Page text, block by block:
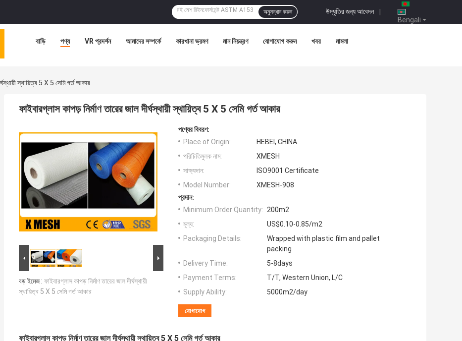
Bengali
উদ্ধৃতির জন্য আবেদন |
অনুসন্ধান করুন
বাড়ি পণ্য VR প্রদর্শন আমাদের সম্পর্কে কারখানা ভ্রমণ মান নিয়ন্ত্রণ যোগাযোগ করুন খবর মামলা
স্থায়িত্ব 5 X 5 সেমি গর্ত আকার
ফাইবারগ্লাস কাপড় নির্মাণ তারের জাল দীর্ঘস্থায়ী স্থায়িত্ব 5 X 5 সেমি গর্ত আকার
বড় ইমেজ : ফাইবারগ্লাস কাপড় নির্মাণ তারের জাল দীর্ঘস্থায়ী
স্থায়িত্ব 5 X 5 সেমি গর্ত আকার
পণ্যের বিবরণ:
Place of Origin:
HEBEI, CHINA.
পরিচিতিমুলক নাম:
XMESH
সাক্ষ্যদান:
ISO9001 Certificate
Model Number:
XMESH-908
প্রদান:
Minimum Order Quantity: 200m2
মূল্য:
US$0.10-0.85/m2
Packaging Details:
Wrapped with plastic film and pallet
packing
Delivery Time:
5-8days
Payment Terms:
T/T, Western Union, L/C
Supply Ability:
5000m2/day
যোগাযোগ
ফাইবারগ্লাস কাপড় নির্মাণ তারের জাল দীর্ঘস্থায়ী স্থায়িত্ব 5 X 5 সেমি গর্ত আকার